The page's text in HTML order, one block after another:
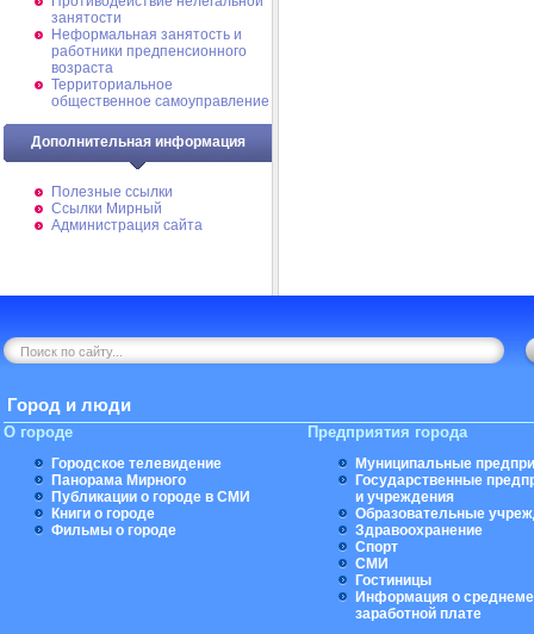
занятости
Неформальная занятость и
работники предпенсионного
возраста
Территориальное
общественное самоуправление
Дополнительная информация
Полезные ссылки
Ссылки Мирный
Администрация сайта
Город и люди
О городе
Городское телевидение
Панорама Мирного
Публикации о городе в СМИ
Книги о городе
Фильмы о городе
Предприятия города
Муниципальные
Государственные
и учреждения
Образовательные
Здравоохранение
Спорт
СМИ
Гостиницы
Информация о
заработной плате